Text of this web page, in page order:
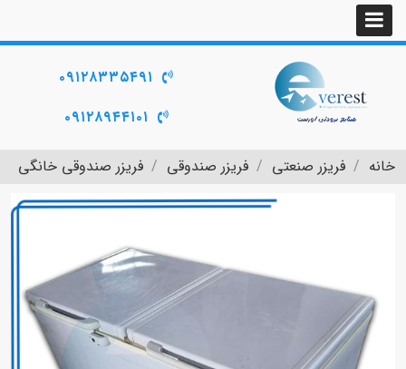
۰۹۱۲۸۳۳۵۴۹۱
۰۹۱۲۸۹۴۴۱۰۱
خانه فریزر صنعتی فریزر صندوقی فریزر صندوقی خانگی